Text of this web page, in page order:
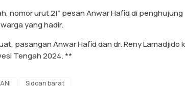
nomor urut 2!” pesan Anwar Hafid di penghujung
yang hadir.
pasangan Anwar Hafid dan dr. Reny Lamadjido
Tengah 2024. **
Sidoan barat